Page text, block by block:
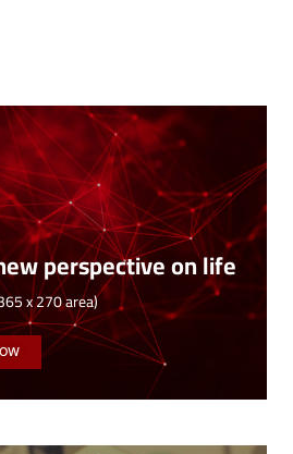
perspective on life
x 270 area)